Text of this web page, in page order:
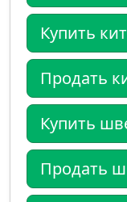
Купить
Продать
Купить
Продать